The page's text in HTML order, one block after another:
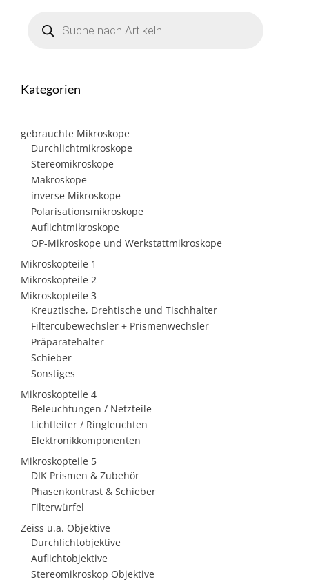
search
Kategorien
gebrauchte Mikroskope
Durchlichtmikroskope
Stereomikroskope
Makroskope
inverse Mikroskope
Polarisationsmikroskope
Auflichtmikroskope
OP-Mikroskope und Werkstattmikroskope
Mikroskopteile 1
Mikroskopteile 2
Mikroskopteile 3
Kreuztische, Drehtische und Tischhalter
Filtercubewechsler + Prismenwechsler
Präparatehalter
Schieber
Sonstiges
Mikroskopteile 4
Beleuchtungen / Netzteile
Lichtleiter / Ringleuchten
Elektronikkomponenten
Mikroskopteile 5
DIK Prismen & Zubehör
Phasenkontrast & Schieber
Filterwürfel
Zeiss u.a. Objektive
Durchlichtobjektive
Auflichtobjektive
Stereomikroskop Objektive